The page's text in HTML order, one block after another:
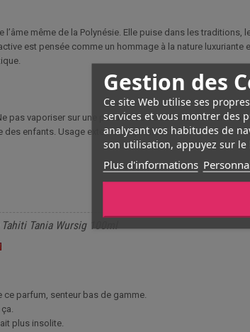
Gestion des
Ce site Web utilise ses
services et vous montrer des
analysant vos habitudes de
son utilisation, appuyez sur le
Plus d'informations
l’âme même de la Polynésie. Elle puise dans les
est pensée comme un hommage à la nature
pas vaporiser sur une peau irritée ou abîmée. Conserver
enfants. Usage externe uniquement.
Tania Wursig 100ml
parfum, senteur bas de gamme.
plus insolite.